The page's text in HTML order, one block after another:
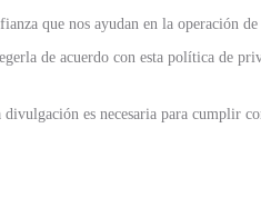
que nos ayudan en la operación
de acuerdo con esta política de
es necesaria para cumplir